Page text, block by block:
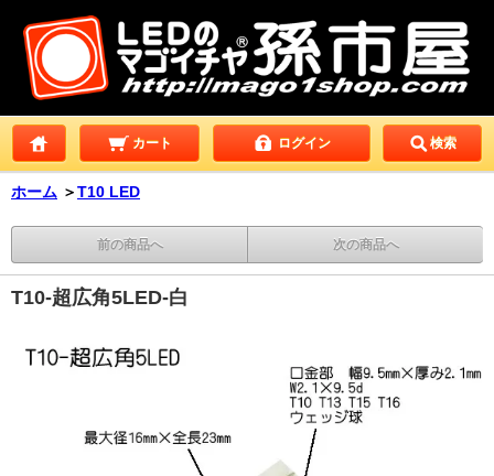
カート ログイン 検索
ホーム ＞T10 LED
前の商品へ 次の商品へ
T10-超広角5LED-白